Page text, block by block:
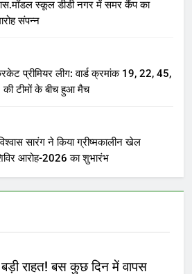
Delhi Ordinance Case:
Yugkranti 3 years ago
school में भूत की अफवाह से बच्चे